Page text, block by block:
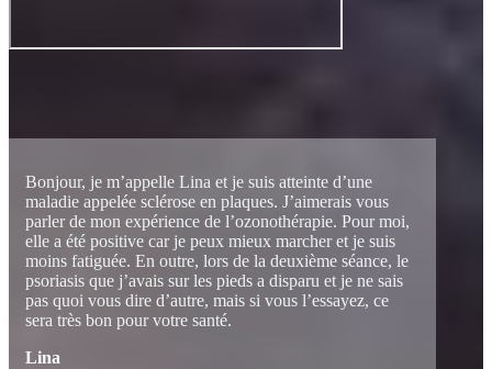
Bonjour, je m’appelle Lina et je suis atteinte d’une
maladie appelée sclérose en plaques. J’aimerais vous
parler de mon expérience de l’ozonothérapie. Pour moi,
elle a été positive car je peux mieux marcher et je suis
moins fatiguée. En outre, lors de la deuxième séance, le
psoriasis que j’avais sur les pieds a disparu et je ne sais
pas quoi vous dire d’autre, mais si vous l’essayez, ce
sera très bon pour votre santé.
Lina